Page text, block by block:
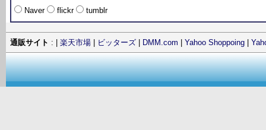
Naver
flickr tumblr
通販サイト : | 楽天市場 ビッターズ DMM.com Yahoo Shoppoing